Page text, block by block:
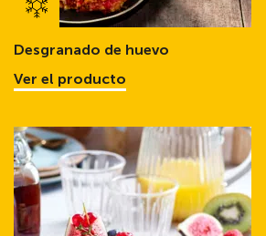
Desgranado de huevo
Ver el producto